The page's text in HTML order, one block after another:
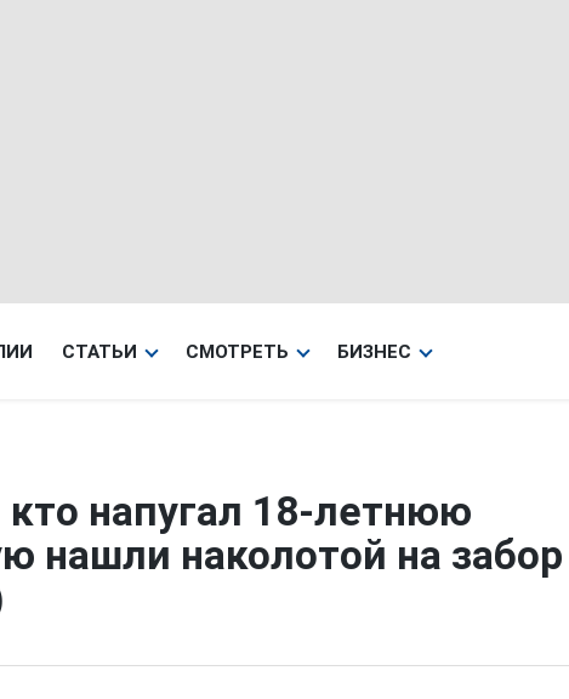
СТАТЬИ СМОТРЕТЬ БИЗНЕС
кто напугал 18-летнюю
нашли наколотой на забор